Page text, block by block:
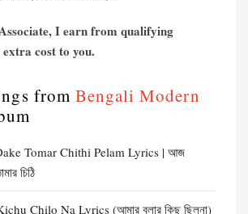
I earn from qualifying
cost to you.
from Bengali Modern
Tomar Chithi Pelam Lyrics | আজ
চিঠি
Chilo Na Lyrics (আমার বলার কিছু ছিলনা)